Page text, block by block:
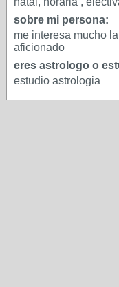
sobre mi persona:
me interesa mucho
aficionado
eres astrologo o
estudio astrologia